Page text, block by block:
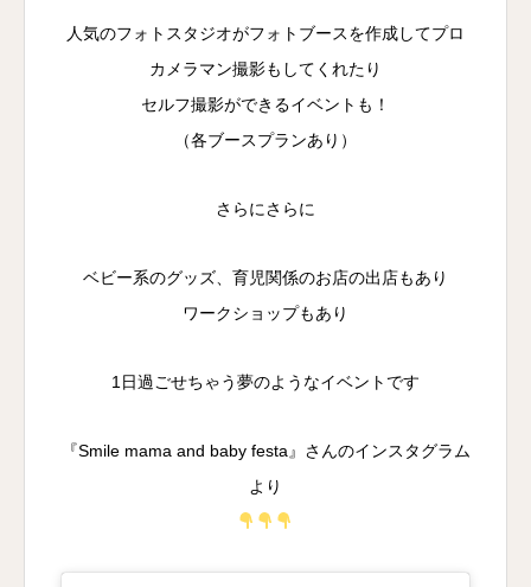
人気のフォトスタジオがフォトブースを作成してプロ
カメラマン撮影もしてくれたり
セルフ撮影ができるイベントも！
（各ブースプランあり）
さらにさらに
ベビー系のグッズ、育児関係のお店の出店もあり
ワークショップもあり
1日過ごせちゃう夢のようなイベントです
『Smile mama and baby festa』さんのインスタグラム
より